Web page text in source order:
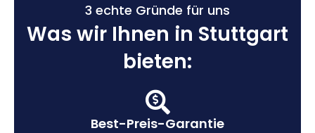
3 echte Gründe für uns
Was wir Ihnen in Stuttgart
bieten:
Best-Preis-Garantie